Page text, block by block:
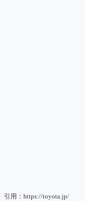
引用：https://toyota.jp/